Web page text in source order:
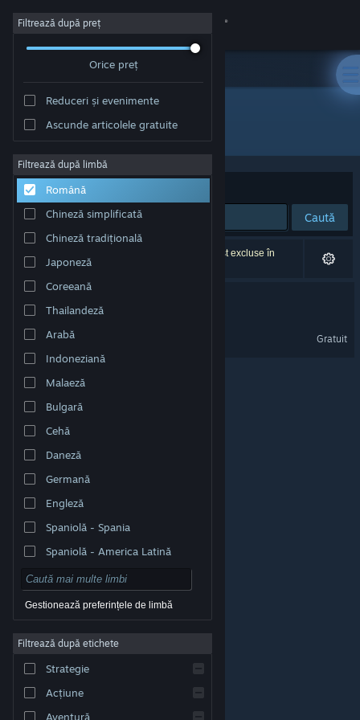
Conectează-te
Despre
Asistență
Schimbă limba
Vezi site în versiunea pentru desktop
© Valve Corporation. Toate drepturile rezervate. Toate
respectivi în SUA și celelalte țări.
Acordul Steam pentru abonați
Cookie-uri
Filtrează după preț
Orice preț
Reduceri și evenimente
Ascunde articolele gratuite
Filtrează după limbă
Română
Chineză simplificată
Chineză tradițională
Japoneză
Coreeană
Thailandeză
Arabă
Indoneziană
Malaeză
Bulgară
Cehă
Daneză
Germană
Engleză
Spaniolă - Spania
Spaniolă - America Latină
Gestionează preferințele de limbă
Filtrează după etichete
Strategie
Acțiune
Aventură
Dezvoltator: lidlocks
Sortează după
Caută
2 rezultate corespund căutării tale. 2 titluri au fost excluse în
funcție de preferințele tale.
Gratuit